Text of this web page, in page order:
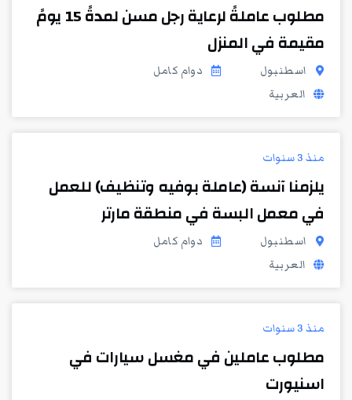
مطلوب عاملةً لرعاية رجل مسن لمدةً 15 يومً
مقيمة في المنزل
اسطنبول
دوام كامل
العربية
منذ 3 سنوات
يلزمنا آنسة (عاملة بوفيه وتنظيف) للعمل
في معمل البسة في منطقة مارتر
اسطنبول
دوام كامل
العربية
منذ 3 سنوات
مطلوب عاملين في مغسل سيارات في
اسنيورت